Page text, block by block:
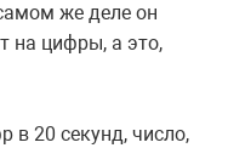
же деле он
на цифры, а это,
в 20 секунд, число,